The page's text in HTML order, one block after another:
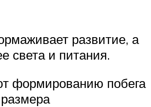
развитие, а
света и питания.
формированию побега